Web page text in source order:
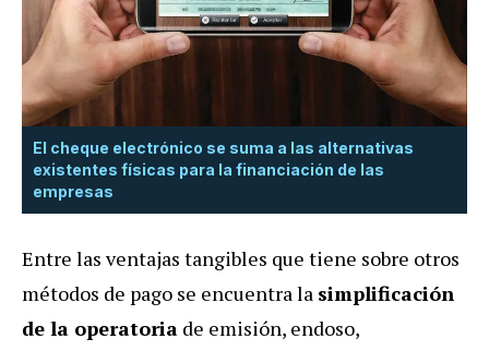
El cheque electrónico se suma a las alternativas
existentes físicas para la financiación de las
empresas
Entre las ventajas tangibles que tiene sobre otros
métodos de pago se encuentra la simplificación
de la operatoria de emisión, endoso,